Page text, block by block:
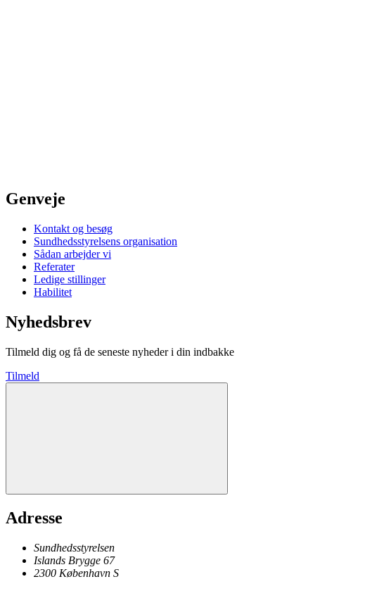
Genveje
Kontakt og besøg
Sundhedsstyrelsens organisation
Sådan arbejder vi
Referater
Ledige stillinger
Habilitet
Nyhedsbrev
Tilmeld dig og få de seneste nyheder i din indbakke
Tilmeld
Adresse
Sundhedsstyrelsen
Islands Brygge 67
2300 København S